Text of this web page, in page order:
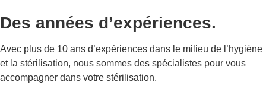
Des années d’expériences.
Avec plus de 10 ans d’expériences dans le milieu de l’hygiène
et la stérilisation, nous sommes des spécialistes pour vous
accompagner dans votre stérilisation.